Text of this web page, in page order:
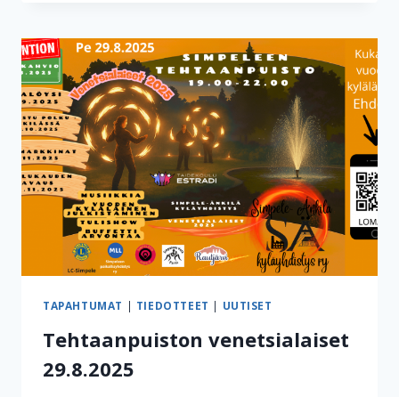
TORIVUORO
21.8.2025
TAPAHTUMAT | TIEDOTTEET | UUTISET
Tehtaanpuiston venetsialaiset
29.8.2025